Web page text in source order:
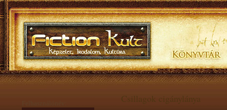
Csillagok cigánylánya